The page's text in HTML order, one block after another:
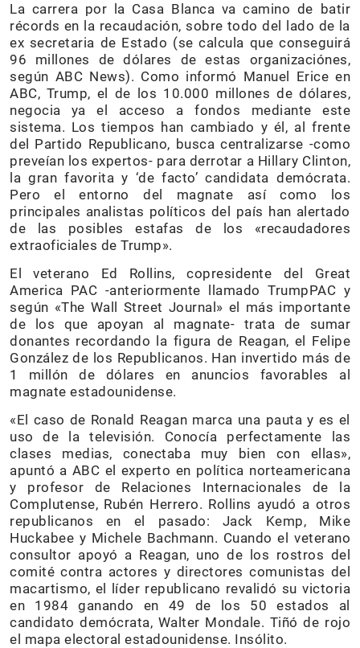
La carrera por la Casa Blanca va camino de batir
récords en la recaudación, sobre todo del lado de la
ex secretaria de Estado (se calcula que conseguirá
96 millones de dólares de estas organizaciónes,
según ABC News). Como informó Manuel Erice en
ABC, Trump, el de los 10.000 millones de dólares,
negocia ya el acceso a fondos mediante este
sistema. Los tiempos han cambiado y él, al frente
del Partido Republicano, busca centralizarse -como
preveían los expertos- para derrotar a Hillary Clinton,
la gran favorita y ‘de facto’ candidata demócrata.
Pero el entorno del magnate así como los
principales analistas políticos del país han alertado
de las posibles estafas de los «recaudadores
extraoficiales de Trump».
El veterano Ed Rollins, copresidente del Great
America PAC -anteriormente llamado TrumpPAC y
según «The Wall Street Journal» el más importante
de los que apoyan al magnate- trata de sumar
donantes recordando la figura de Reagan, el Felipe
González de los Republicanos. Han invertido más de
1 millón de dólares en anuncios favorables al
magnate estadounidense.
«El caso de Ronald Reagan marca una pauta y es el
uso de la televisión. Conocía perfectamente las
clases medias, conectaba muy bien con ellas»,
apuntó a ABC el experto en política norteamericana
y profesor de Relaciones Internacionales de la
Complutense, Rubén Herrero. Rollins ayudó a otros
republicanos en el pasado: Jack Kemp, Mike
Huckabee y Michele Bachmann. Cuando el veterano
consultor apoyó a Reagan, uno de los rostros del
comité contra actores y directores comunistas del
macartismo, el líder republicano revalidó su victoria
en 1984 ganando en 49 de los 50 estados al
candidato demócrata, Walter Mondale. Tiñó de rojo
el mapa electoral estadounidense. Insólito.